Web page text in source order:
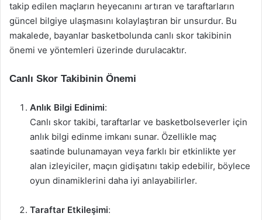
takip edilen maçların heyecanını artıran ve taraftarların
güncel bilgiye ulaşmasını kolaylaştıran bir unsurdur. Bu
makalede, bayanlar basketbolunda canlı skor takibinin
önemi ve yöntemleri üzerinde durulacaktır.
Canlı Skor Takibinin Önemi
Anlık Bilgi Edinimi:
Canlı skor takibi, taraftarlar ve basketbolseverler için
anlık bilgi edinme imkanı sunar. Özellikle maç
saatinde bulunamayan veya farklı bir etkinlikte yer
alan izleyiciler, maçın gidişatını takip edebilir, böylece
oyun dinamiklerini daha iyi anlayabilirler.
Taraftar Etkileşimi: